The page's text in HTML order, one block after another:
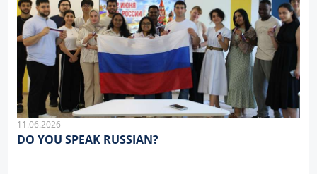
11.06.2026
DO YOU SPEAK RUSSIAN?